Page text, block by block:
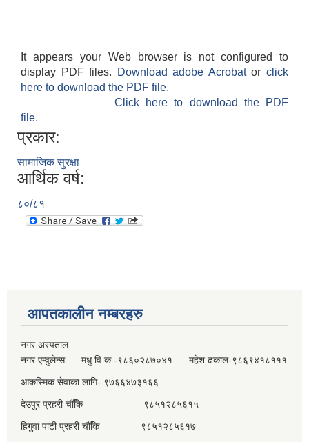
It appears your Web browser is not configured to
display PDF files.
Download adobe Acrobatorclick
here to download the PDF file.
Click here to download the PDF
file.
प्रकार:
सामाजिक सुरक्षा
आर्थिक वर्ष:
८०/८१
आपतकालीन नम्बरहरु
नगर अस्पताल
नगर एम्वुलेन्स मधु वि.क.-९८६०२८७०४१ महेश ढकाल-९८६९४१८१११
आकस्मिक सेवाका लागि- ९७६६४७३१६६
देउपुर प्रहरी चौँकि ९८५१२८५६१५
हिगुवा पाटी प्रहरी चौँकि ९८५१२८५६१७